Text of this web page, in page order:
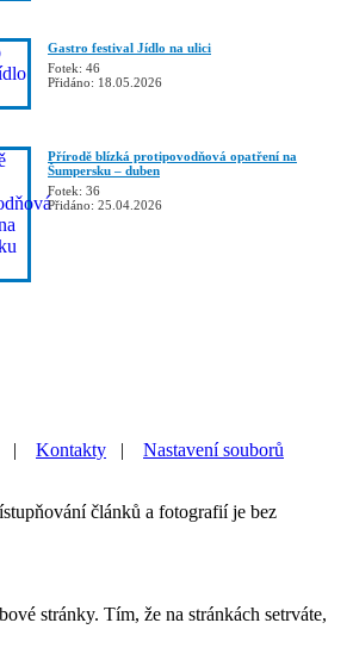
Gastro festival Jídlo na ulici
Fotek: 46
Přidáno: 18.05.2026
Přírodě blízká protipovodňová opatření na
Šumpersku – duben
Fotek: 36
Přidáno: 25.04.2026
Kontakty
Nastavení souborů
článků a fotografií je bez
stránky. Tím, že na stránkách setrváte,